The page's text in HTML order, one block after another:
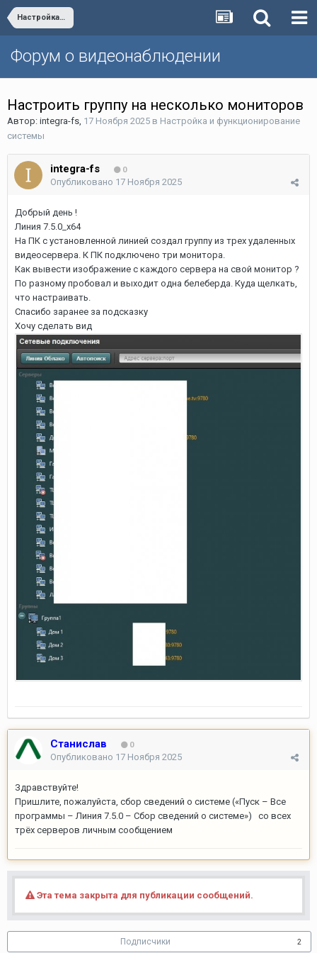
Настройка и функционирование системы
Форум о видеонаблюдении
Настроить группу на несколько мониторов
Автор: integra-fs, 17 Ноября 2025 в Настройка и функционирование
системы
integra-fs 0
Опубликовано 17 Ноября 2025
Добрый день !
Линия 7.5.0_x64
На ПК с установленной линией создал группу из трех удаленных
видеосервера. К ПК подключено три монитора.
Как вывести изображение с каждого сервера на свой монитор ?
По разному пробовал и выходит одна белеберда. Куда щелкать,
что настраивать.
Спасибо заранее за подсказку
Хочу сделать вид
Станислав 0
Опубликовано 17 Ноября 2025
Здравствуйте!
Пришлите, пожалуйста, сбор сведений о системе («Пуск – Все
программы – Линия 7.5.0 – Сбор сведений о системе») со всех
трёх серверов личным сообщением
Эта тема закрыта для публикации сообщений.
Подписчики 2